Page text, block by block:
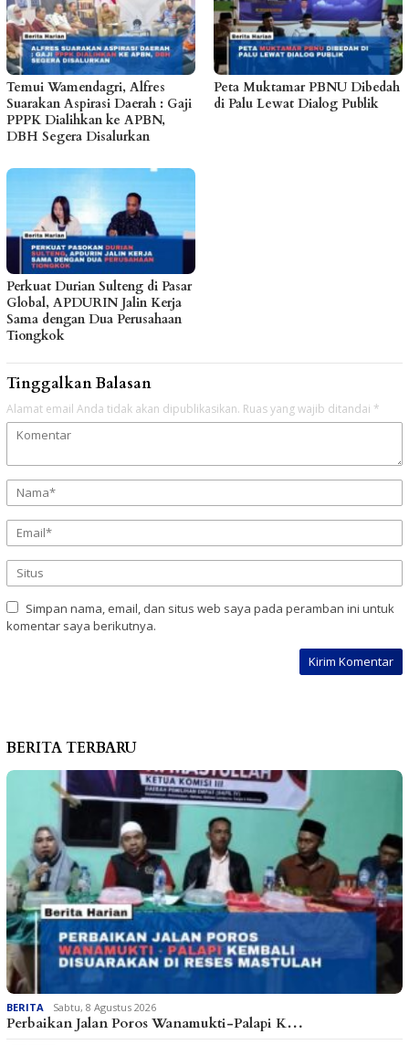
Temui Wamendagri, Alfres
Suarakan Aspirasi Daerah : Gaji
PPPK Dialihkan ke APBN,
DBH Segera Disalurkan
Peta Muktamar PBNU Dibedah
di Palu Lewat Dialog Publik
Perkuat Durian Sulteng di Pasar
Global, APDURIN Jalin Kerja
Sama dengan Dua Perusahaan
Tiongkok
Tinggalkan Balasan
Alamat email Anda tidak akan dipublikasikan. Ruas yang wajib ditandai *
Simpan nama, email, dan situs web saya pada peramban ini untuk
komentar saya berikutnya.
BERITA TERBARU
BERITA Sabtu, 8 Agustus 2026
Perbaikan Jalan Poros Wanamukti-Palapi K…